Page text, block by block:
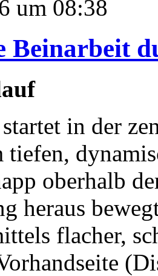
um 08:38
Beinarbeit
in der
tiefen,
oberhalb
heraus
flacher,